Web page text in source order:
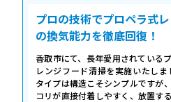
プロの技術でプロペラ式
の換気能力を徹底回復！
香取市にて、長年愛用されている
レンジフード清掃を実施いたしま
タイプは構造こそシンプルですが
コリが直接付着しやすく、放置す